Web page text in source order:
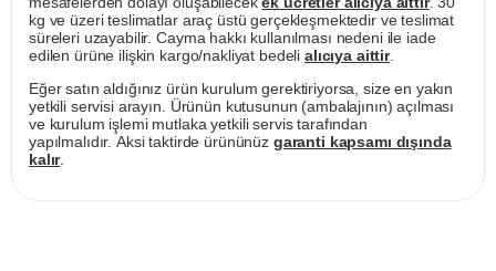
kg ve üzeri teslimatlar araç üstü gerçekleşmektedir ve teslimat
süreleri uzayabilir. Cayma hakkı kullanılması nedeni ile iade
edilen ürüne ilişkin kargo/nakliyat bedeli alıcıya aittir.
Eğer satın aldığınız ürün kurulum gerektiriyorsa, size en yakın
yetkili servisi arayın. Ürünün kutusunun (ambalajının) açılması
ve kurulum işlemi mutlaka yetkili servis tarafından
yapılmalıdır. Aksi taktirde ürününüz garanti kapsamı dışında
kalır.